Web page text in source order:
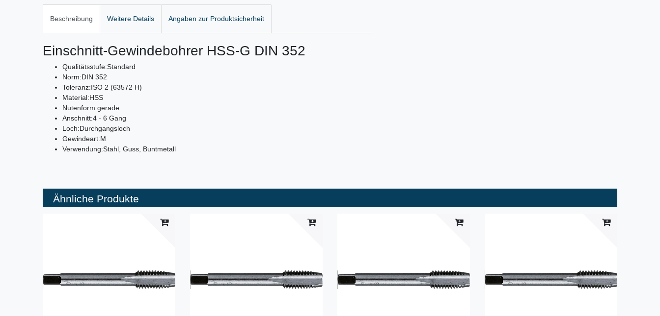
Beschreibung Weitere Details Angaben zur Produktsicherheit
Einschnitt-Gewindebohrer HSS-G DIN 352
Qualitätsstufe:Standard
Norm:DIN 352
Toleranz:ISO 2 (63572 H)
Material:HSS
Nutenform:gerade
Anschnitt:4 - 6 Gang
Loch:Durchgangsloch
Gewindeart:M
Verwendung:Stahl, Guss, Buntmetall
Ähnliche Produkte